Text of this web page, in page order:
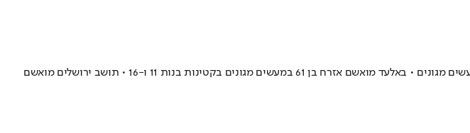
לירן זגורי, תושב אשדוד שהורשע בעבר בעבירות מין בקטינים, מואשם שפיתה את הילד להיכנס לרכבו וביצע בו מעשים מגונים • באלעד מואשם אזרח בן 61 במעשים מגונים בקטינות בנות 11 ו-16 • תושב ירושלים מואשם